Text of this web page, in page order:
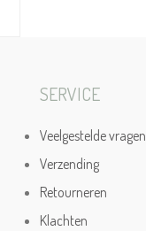
SERVICE
Veelgestelde vragen
Verzending
Retourneren
Klachten